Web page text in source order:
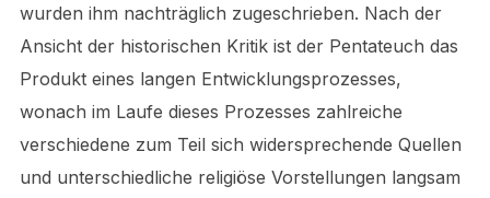
wurden ihm nachträglich zugeschrieben. Nach der
Ansicht der historischen Kritik ist der Pentateuch das
Produkt eines langen Entwicklungsprozesses,
wonach im Laufe dieses Prozesses zahlreiche
verschiedene zum Teil sich widersprechende Quellen
und unterschiedliche religiöse Vorstellungen langsam